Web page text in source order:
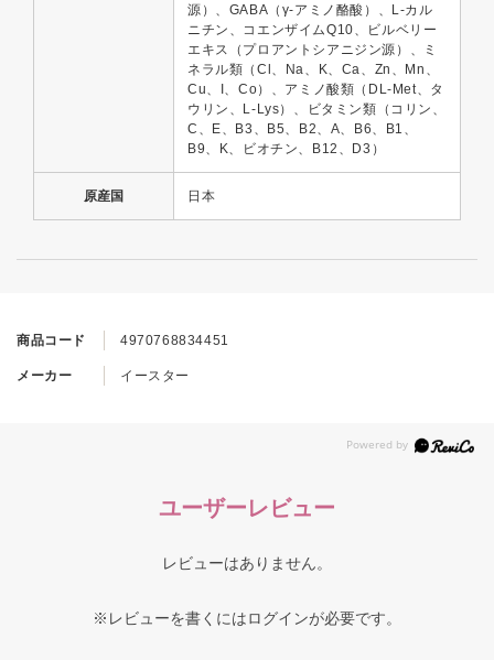
商品コード 4970768834451
メーカー イースター
源）、GABA（γ-アミノ酪酸）、L-カル
ニチン、コエンザイムQ10、ビルベリー
エキス（プロアントシアニジン源）、ミ
ネラル類（Cl、Na、K、Ca、Zn、Mn、
Cu、I、Co）、アミノ酸類（DL-Met、タ
ウリン、L-Lys）、ビタミン類（コリン、
C、E、B3、B5、B2、A、B6、B1、
B9、K、ビオチン、B12、D3）
原産国 日本
ユーザーレビュー
レビューはありません。
※レビューを書くにはログインが必要です。